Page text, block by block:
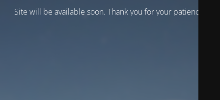
Site will be available soon. Thank you for your patience!